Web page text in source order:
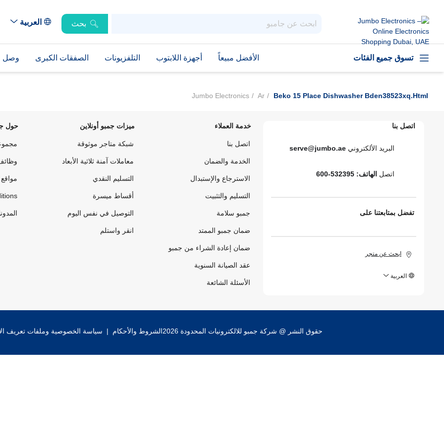
بحث العربية
تسوق جميع الفئات الأفضل مبيعاً أجهزة اللابتوب التلفزيونات الصفقات الكبرى وصل
Jumbo Electronics Ar Beko 15 Place Dishwasher Bden38523xq.html
اتصل بنا
البريد الألكتروني serve@jumbo.ae
اتصل الهاتف: 532395-600
تفضل بمتابعتنا على
ابحث عن متجر
العربية
خدمة العملاء
اتصل بنا
الخدمة والضمان
الاسترجاع والإستبدال
التسليم والتثبيت
جمبو سلامة
ضمان جمبو الممتد
ضمان إعادة الشراء من جمبو
عقد الصيانة السنوية
الأسئلة الشائعة
ميزات جمبو أونلاين
شبكة متاجر موثوقة
معاملات آمنة ثلاثية الأبعاد
التسليم النقدي
أقساط ميسرة
التوصيل في نفس اليوم
انقر واستلم
حول
حقوق النشر @ شركة جمبو للالكترونيات المحدودة 2026 الشروط والأحكام | سياسة الخصوصية وملفات تعريف